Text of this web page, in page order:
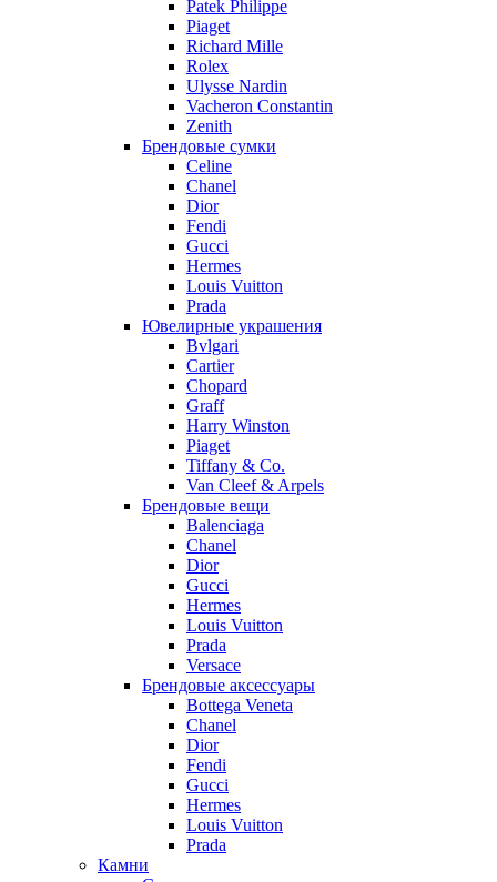
Patek Philippe
Piaget
Richard Mille
Rolex
Ulysse Nardin
Vacheron Constantin
Zenith
Брендовые сумки
Celine
Chanel
Dior
Fendi
Gucci
Hermes
Louis Vuitton
Prada
Ювелирные украшения
Bvlgari
Cartier
Chopard
Graff
Harry Winston
Piaget
Tiffany & Co.
Van Cleef & Arpels
Брендовые вещи
Balenciaga
Chanel
Dior
Gucci
Hermes
Louis Vuitton
Prada
Versace
Брендовые аксессуары
Bottega Veneta
Chanel
Dior
Fendi
Gucci
Hermes
Louis Vuitton
Prada
Камни